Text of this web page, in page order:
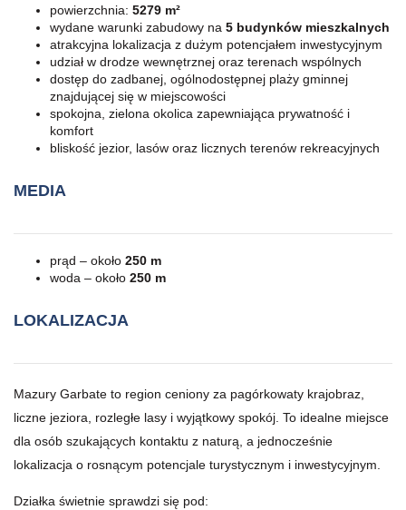
powierzchnia: 5279 m²
wydane warunki zabudowy na 5 budynków mieszkalnych
atrakcyjna lokalizacja z dużym potencjałem inwestycyjnym
udział w drodze wewnętrznej oraz terenach wspólnych
dostęp do zadbanej, ogólnodostępnej plaży gminnej
znajdującej się w miejscowości
spokojna, zielona okolica zapewniająca prywatność i
komfort
bliskość jezior, lasów oraz licznych terenów rekreacyjnych
MEDIA
prąd – około 250 m
woda – około 250 m
LOKALIZACJA
Mazury Garbate to region ceniony za pagórkowaty krajobraz,
liczne jeziora, rozległe lasy i wyjątkowy spokój. To idealne miejsce
dla osób szukających kontaktu z naturą, a jednocześnie
lokalizacja o rosnącym potencjale turystycznym i inwestycyjnym.
Działka świetnie sprawdzi się pod: